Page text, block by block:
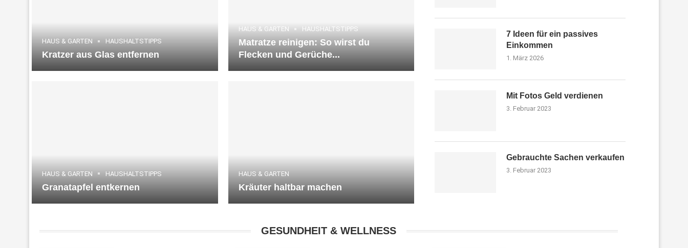
HAUS & GARTEN HAUSHALTSTIPPS
Kratzer aus Glas entfernen
HAUS & GARTEN HAUSHALTSTIPPS
Matratze reinigen: So wirst du
Flecken und Gerüche...
HAUS & GARTEN HAUSHALTSTIPPS
Granatapfel entkernen
HAUS & GARTEN
Kräuter haltbar machen
7 Ideen für ein passives
Einkommen
1. März 2026
Mit Fotos Geld verdienen
3. Februar 2023
Gebrauchte Sachen verkaufen
3. Februar 2023
GESUNDHEIT & WELLNESS